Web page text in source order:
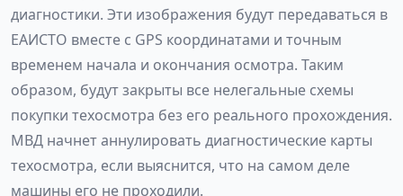
диагностики. Эти изображения будут передаваться в
ЕАИСТО вместе с GPS координатами и точным
временем начала и окончания осмотра. Таким
образом, будут закрыты все нелегальные схемы
покупки техосмотра без его реального прохождения.
МВД начнет аннулировать диагностические карты
техосмотра, если выяснится, что на самом деле
машины его не проходили.